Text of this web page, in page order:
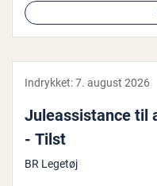
Indrykket:7. august 2026
Ju­leas­si­stan­ce til
- Tilst
BR Legetøj